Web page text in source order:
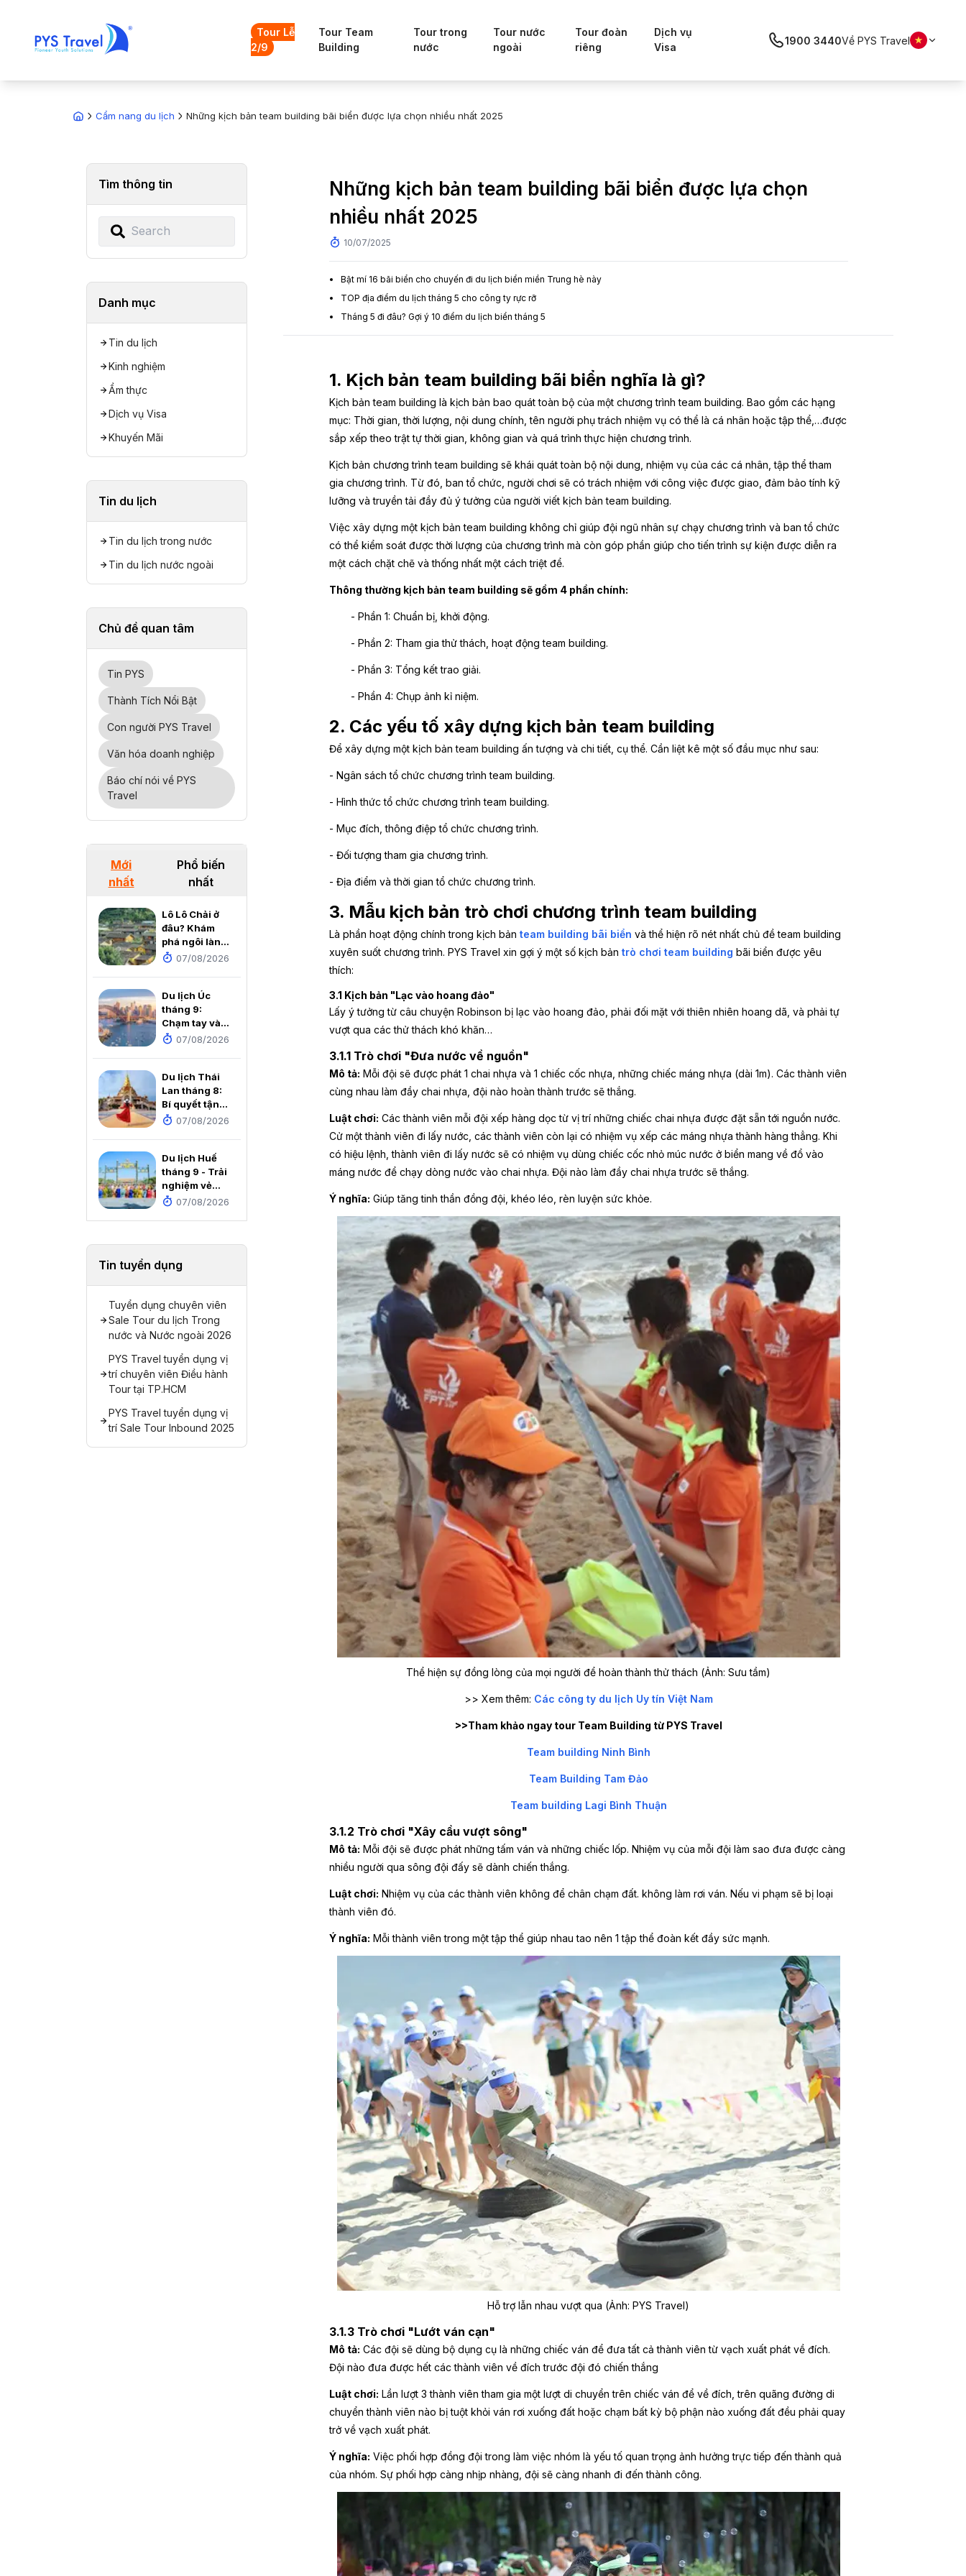
Tour Lễ
2/9
Tour Team
Building
Tour trong
nước
Tour nước
ngoài
Tour đoàn
riêng
Dịch vụ
Visa
1900 3440Về PYS Travel
Cẩm nang du lịch Những kịch bản team building bãi biển được lựa chọn nhiều nhất 2025
Tìm thông tin
Danh mục
Tin du lịch
Kinh nghiệm
Ẩm thực
Dịch vụ Visa
Khuyến Mãi
Tin du lịch
Tin du lịch trong nước
Tin du lịch nước ngoài
Chủ đề quan tâm
Tin PYS
Thành Tích Nổi Bật
Con người PYS Travel
Văn hóa doanh nghiệp
Báo chí nói về PYS
Travel
Mới
nhất
Phổ biến
nhất
Lô Lô Chải ở
đâu? Khám
phá ngôi làng
cổ đẹp như cổ
Lũng Cú
07/08/2026
Du lịch Úc
tháng 9:
Chạm tay vào
mùa xuân rực
07/08/2026
Du lịch Thái
Lan tháng 8:
Bí quyết tận
hưởng thiên
phí cực rẻ
07/08/2026
Du lịch Huế
tháng 9 - Trải
nghiệm vẻ
đẹp thơ mộng
07/08/2026
Tin tuyển dụng
Tuyển dụng chuyên viên
Sale Tour du lịch Trong
nước và Nước ngoài 2026
PYS Travel tuyển dụng vị
trí chuyên viên Điều hành
Tour tại TP.HCM
PYS Travel tuyển dụng vị
trí Sale Tour Inbound 2025
Những kịch bản team building bãi biển được lựa chọn
nhiều nhất 2025
10/07/2025
Bật mí 16 bãi biển cho chuyến đi du lịch biển miền Trung hè này
TOP địa điểm du lịch tháng 5 cho công ty rực rỡ
Tháng 5 đi đâu? Gợi ý 10 điểm du lịch biển tháng 5
1. Kịch bản team building bãi biển nghĩa là gì?
Kịch bản team building là kịch bản bao quát toàn bộ của một chương trình team building. Bao gồm các hạng
mục: Thời gian, thời lượng, nội dung chính, tên người phụ trách nhiệm vụ có thể là cá nhân hoặc tập thể,…được
sắp xếp theo trật tự thời gian, không gian và quá trình thực hiện chương trình.
Kịch bản chương trình team building sẽ khái quát toàn bộ nội dung, nhiệm vụ của các cá nhân, tập thể tham
gia chương trình. Từ đó, ban tổ chức, người chơi sẽ có trách nhiệm với công việc được giao, đảm bảo tính kỹ
lưỡng và truyền tải đầy đủ ý tưởng của người viết kịch bản team building.
Việc xây dựng một kịch bản team building không chỉ giúp đội ngũ nhân sự chạy chương trình và ban tổ chức
có thể kiểm soát được thời lượng của chương trình mà còn góp phần giúp cho tiến trình sự kiện được diễn ra
một cách chặt chẽ và thống nhất một cách triệt để.
Thông thường kịch bản team building sẽ gồm 4 phần chính:
- Phần 1: Chuẩn bị, khởi động.
- Phần 2: Tham gia thử thách, hoạt động team building.
- Phần 3: Tổng kết trao giải.
- Phần 4: Chụp ảnh kỉ niệm.
2. Các yếu tố xây dựng kịch bản team building
Để xây dựng một kịch bản team building ấn tượng và chi tiết, cụ thể. Cần liệt kê một số đầu mục như sau:
- Ngân sách tổ chức chương trình team building.
- Hình thức tổ chức chương trình team building.
- Mục đích, thông điệp tổ chức chương trình.
- Đối tượng tham gia chương trình.
- Địa điểm và thời gian tổ chức chương trình.
3. Mẫu kịch bản trò chơi chương trình team building
Là phần hoạt động chính trong kịch bảnteam building bãi biển và thể hiện rõ nét nhất chủ đề team building
xuyên suốt chương trình. PYS Travel xin gợi ý một số kịch bảntrò chơi team building bãi biển được yêu
thích:
3.1 Kịch bản "Lạc vào hoang đảo"
Lấy ý tưởng từ câu chuyện Robinson bị lạc vào hoang đảo, phải đối mặt với thiên nhiên hoang dã, và phải tự
vượt qua các thử thách khó khăn…
3.1.1 Trò chơi "Đưa nước về nguồn"
Mô tả: Mỗi đội sẽ được phát 1 chai nhựa và 1 chiếc cốc nhựa, những chiếc máng nhựa (dài 1m). Các thành viên
cùng nhau làm đầy chai nhựa, đội nào hoàn thành trước sẽ thắng.
Luật chơi: Các thành viên mỗi đội xếp hàng dọc từ vị trí những chiếc chai nhựa được đặt sẵn tới nguồn nước.
Cử một thành viên đi lấy nước, các thành viên còn lại có nhiệm vụ xếp các máng nhựa thành hàng thẳng. Khi
có hiệu lệnh, thành viên đi lấy nước sẽ có nhiệm vụ dùng chiếc cốc nhỏ múc nước ở biển mang về đổ vào
máng nước để chạy dòng nước vào chai nhựa. Đội nào làm đầy chai nhựa trước sẽ thắng.
Ý nghĩa: Giúp tăng tinh thần đồng đội, khéo léo, rèn luyện sức khỏe.
Thể hiện sự đồng lòng của mọi người để hoàn thành thử thách (Ảnh: Sưu tầm)
>> Xem thêm: Các công ty du lịch Uy tín Việt Nam
>>Tham khảo ngay tour Team Building từ PYS Travel
Team building Ninh Bình
Team Building Tam Đảo
Team building Lagi Bình Thuận
3.1.2 Trò chơi "Xây cầu vượt sông"
Mô tả: Mỗi đội sẽ được phát những tấm ván và những chiếc lốp. Nhiệm vụ của mỗi đội làm sao đưa được càng
nhiều người qua sông đội đấy sẽ dành chiến thắng.
Luật chơi: Nhiệm vụ của các thành viên không để chân chạm đất. không làm rơi ván. Nếu vi phạm sẽ bị loại
thành viên đó.
Ý nghĩa: Mỗi thành viên trong một tập thể giúp nhau tao nên 1 tập thể đoàn kết đầy sức mạnh.
Hỗ trợ lẫn nhau vượt qua (Ảnh: PYS Travel)
3.1.3 Trò chơi "Lướt ván cạn"
Mô tả: Các đội sẽ dùng bộ dụng cụ là những chiếc ván để đưa tất cả thành viên từ vạch xuất phát về đích.
Đội nào đưa được hết các thành viên về đích trước đội đó chiến thắng
Luật chơi: Lần lượt 3 thành viên tham gia một lượt di chuyển trên chiếc ván để về đích, trên quãng đường di
chuyển thành viên nào bị tuột khỏi ván rơi xuống đất hoặc chạm bất kỳ bộ phận nào xuống đất đều phải quay
trở về vạch xuất phát.
Ý nghĩa: Việc phối hợp đồng đội trong làm việc nhóm là yếu tố quan trọng ảnh hưởng trực tiếp đến thành quả
của nhóm. Sự phối hợp càng nhịp nhàng, đội sẽ càng nhanh đi đến thành công.